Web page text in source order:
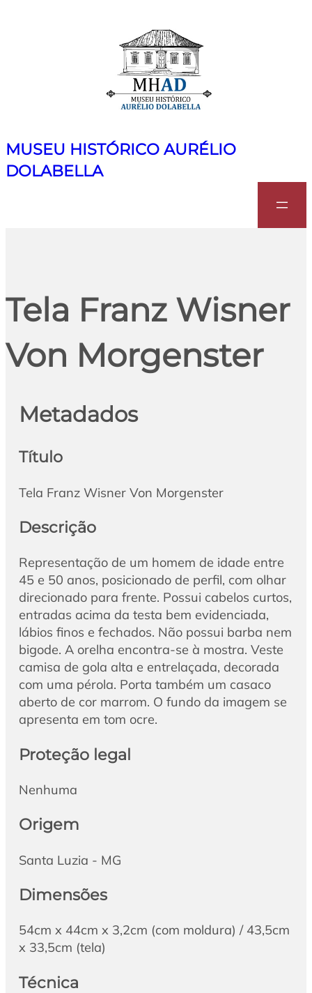
MUSEU HISTÓRICO AURÉLIO
DOLABELLA
Tela Franz Wisner
Von Morgenster
Metadados
Título
Tela Franz Wisner Von Morgenster
Descrição
Representação de um homem de idade entre
45 e 50 anos, posicionado de perfil, com olhar
direcionado para frente. Possui cabelos curtos,
entradas acima da testa bem evidenciada,
lábios finos e fechados. Não possui barba nem
bigode. A orelha encontra-se à mostra. Veste
camisa de gola alta e entrelaçada, decorada
com uma pérola. Porta também um casaco
aberto de cor marrom. O fundo da imagem se
apresenta em tom ocre.
Proteção legal
Nenhuma
Origem
Santa Luzia - MG
Dimensões
54cm x 44cm x 3,2cm (com moldura) / 43,5cm
x 33,5cm (tela)
Técnica